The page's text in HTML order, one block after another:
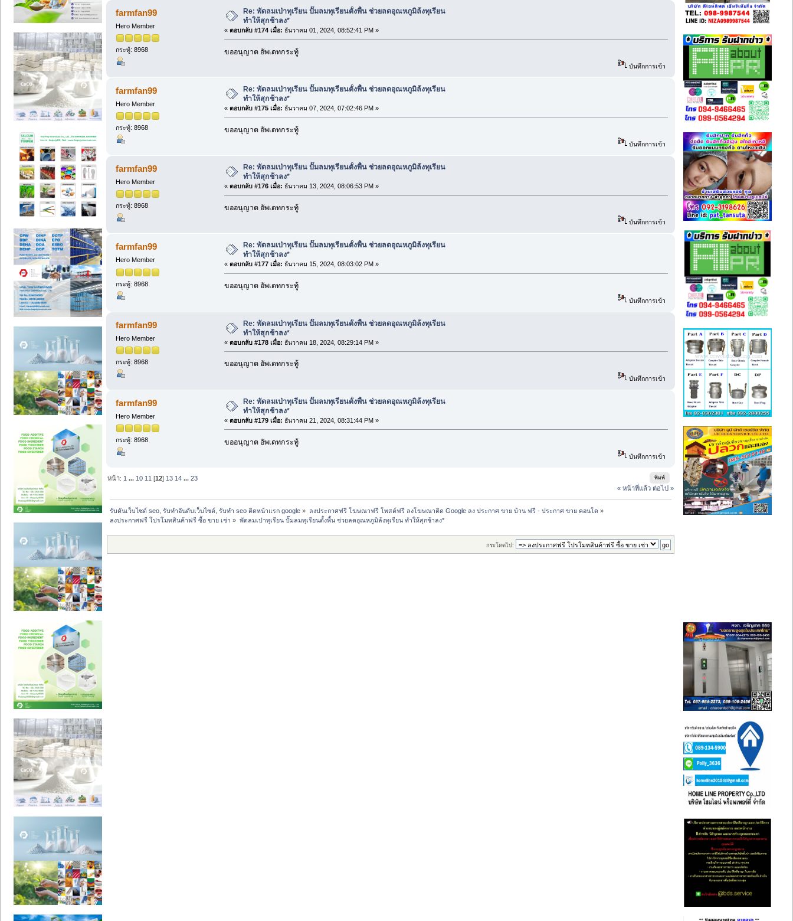
farmfan99
Hero Member
กระทู้: 8968
Re: พัดลมเป่าทุเรียน ปั๊มลมทุเรียนตั้งพื้น ช่วยลดอุณหภูมิล้งทุเรียน
ทำให้สุกช้าลง*
« ตอบกลับ #174 เมื่อ: ธันวาคม 01, 2024, 08:52:41 PM »
ขออนุญาต อัพเดทกระทู้
บันทึกการเข้า
farmfan99
Hero Member
กระทู้: 8968
Re: พัดลมเป่าทุเรียน ปั๊มลมทุเรียนตั้งพื้น ช่วยลดอุณหภูมิล้งทุเรียน
ทำให้สุกช้าลง*
« ตอบกลับ #175 เมื่อ: ธันวาคม 07, 2024, 07:02:46 PM »
ขออนุญาต อัพเดทกระทู้
บันทึกการเข้า
farmfan99
Hero Member
กระทู้: 8968
Re: พัดลมเป่าทุเรียน ปั๊มลมทุเรียนตั้งพื้น ช่วยลดอุณหภูมิล้งทุเรียน
ทำให้สุกช้าลง*
« ตอบกลับ #176 เมื่อ: ธันวาคม 13, 2024, 08:06:53 PM »
ขออนุญาต อัพเดทกระทู้
บันทึกการเข้า
farmfan99
Hero Member
กระทู้: 8968
Re: พัดลมเป่าทุเรียน ปั๊มลมทุเรียนตั้งพื้น ช่วยลดอุณหภูมิล้งทุเรียน
ทำให้สุกช้าลง*
« ตอบกลับ #177 เมื่อ: ธันวาคม 15, 2024, 08:03:02 PM »
ขออนุญาต อัพเดทกระทู้
บันทึกการเข้า
farmfan99
Hero Member
กระทู้: 8968
Re: พัดลมเป่าทุเรียน ปั๊มลมทุเรียนตั้งพื้น ช่วยลดอุณหภูมิล้งทุเรียน
ทำให้สุกช้าลง*
« ตอบกลับ #178 เมื่อ: ธันวาคม 18, 2024, 08:29:14 PM »
ขออนุญาต อัพเดทกระทู้
บันทึกการเข้า
farmfan99
Hero Member
กระทู้: 8968
Re: พัดลมเป่าทุเรียน ปั๊มลมทุเรียนตั้งพื้น ช่วยลดอุณหภูมิล้งทุเรียน
ทำให้สุกช้าลง*
« ตอบกลับ #179 เมื่อ: ธันวาคม 21, 2024, 08:31:44 PM »
ขออนุญาต อัพเดทกระทู้
บันทึกการเข้า
พิมพ์
หน้า: 1 ... 10 11 [12] 13 14 ...23
« หน้าที่แล้ว ต่อไป »
รับดันเว็บไซต์ seo, รับทำอันดับเว็บไซต์, รับทำ seo ติดหน้าแรก google » ลงประกาศฟรี โฆษณาฟรี โพสต์ฟรี ลงโฆษณาติด Google ลง ประกาศ ขาย บ้าน ฟรี - ประกาศ ขาย คอนโด »
ลงประกาศฟรี โปรโมทสินค้าฟรี ซื้อ ขาย เช่า » พัดลมเป่าทุเรียน ปั๊มลมทุเรียนตั้งพื้น ช่วยลดอุณหภูมิล้งทุเรียน ทำให้สุกช้าลง*
กระโดดไป: